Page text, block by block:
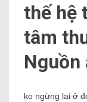
thế hệ
tâm
Nguồn
ko ngừng lại ở